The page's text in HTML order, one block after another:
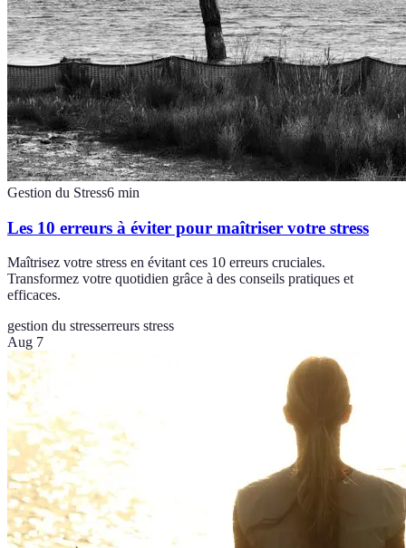
Gestion du Stress6 min
Les 10 erreurs à éviter pour maîtriser votre stress
Maîtrisez votre stress en évitant ces 10 erreurs cruciales.
Transformez votre quotidien grâce à des conseils pratiques et
efficaces.
gestion du stresserreurs stress
Aug 7